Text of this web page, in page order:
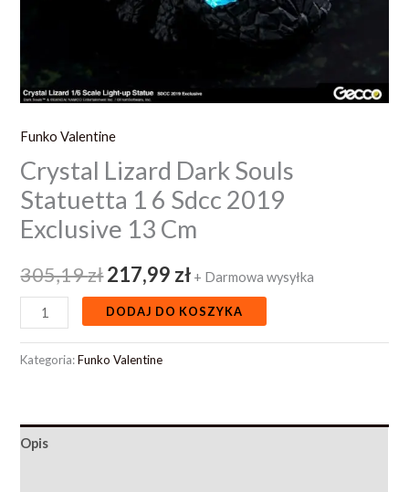
Funko Valentine
Crystal Lizard Dark Souls
Statuetta 1 6 Sdcc 2019
Exclusive 13 Cm
305,19zł217,99 zł + Darmowa wysyłka
DODAJ DO KOSZYKA
Kategoria:Funko Valentine
Opis